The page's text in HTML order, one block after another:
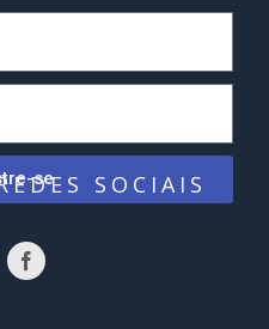
se SOCIAIS